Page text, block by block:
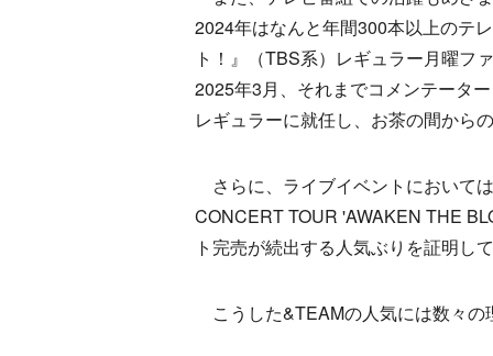
2024年はなんと年間300本以上のテ
ト！』（TBS系）レギュラー月曜フ
2025年3月、それまでコメンテータ
レギュラーに就任し、お茶の間から
さらに、ライブイベントにおいて
CONCERT TOUR 'AWAKEN THE
ト完売が続出する人気ぶりを証明し
こうした&TEAMの人気には数々の